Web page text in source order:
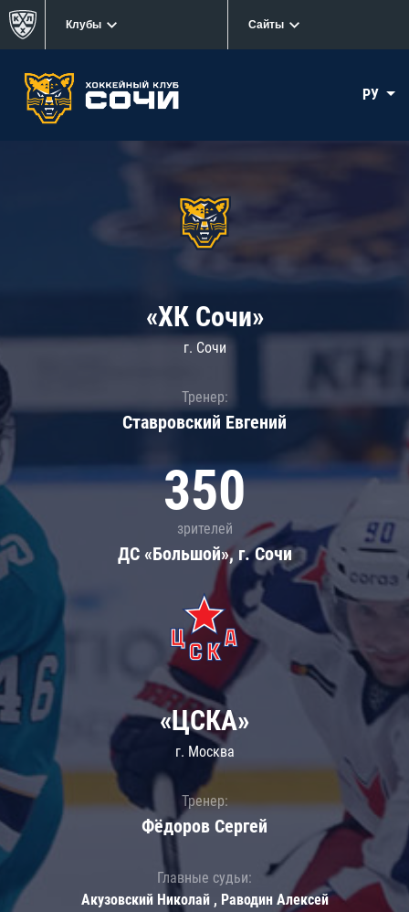
Клубы Сайты
РУ
«ХК Сочи»
г. Сочи
Тренер:
Ставровский Евгений
350
зрителей
ДС «Большой», г. Сочи
«ЦСКА»
г. Москва
Тренер:
Фёдоров Сергей
Главные судьи:
Акузовский Николай , Раводин Алексей